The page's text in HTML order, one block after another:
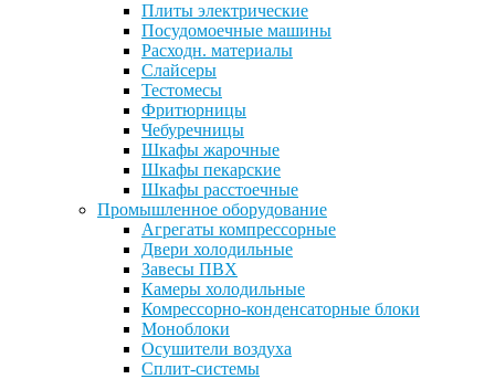
Плиты электрические
Посудомоечные машины
Расходн. материалы
Слайсеры
Тестомесы
Фритюрницы
Чебуречницы
Шкафы жарочные
Шкафы пекарские
Шкафы расстоечные
Промышленное оборудование
Агрегаты компрессорные
Двери холодильные
Завесы ПВХ
Камеры холодильные
Комрессорно-конденсаторные блоки
Моноблоки
Осушители воздуха
Сплит-системы